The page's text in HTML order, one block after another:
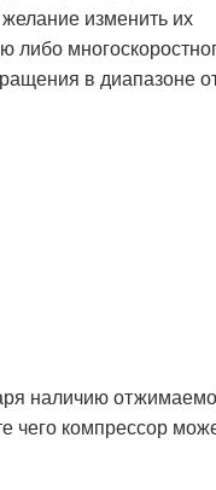
изменить их
в диапазоне
наличию
чего компрессор